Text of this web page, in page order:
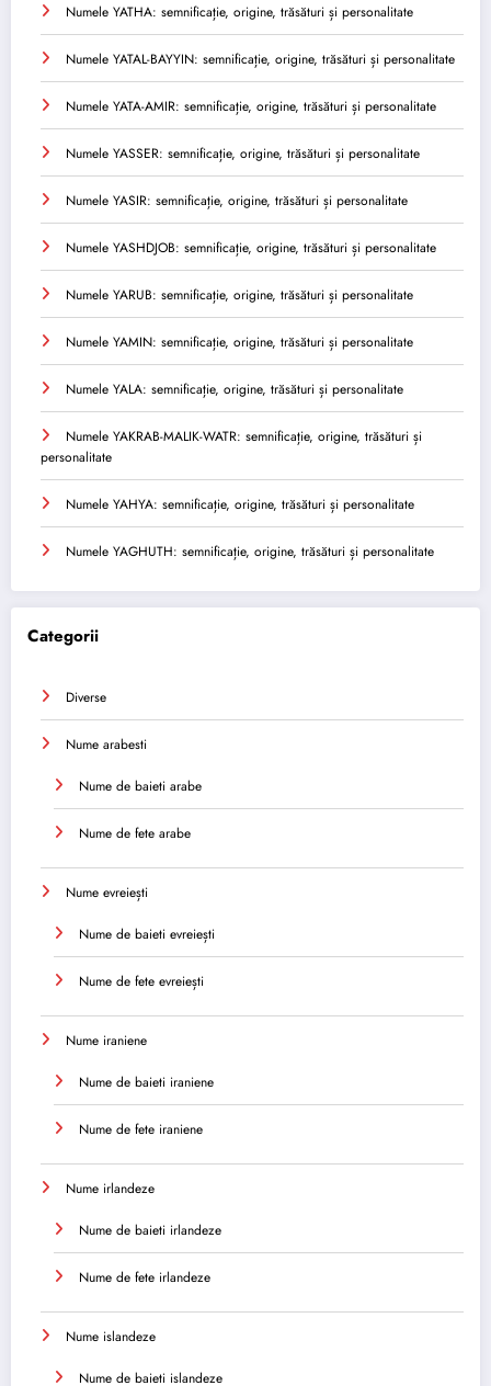
Numele YATHA: semnificație, origine, trăsături și personalitate
Numele YATAL-BAYYIN: semnificație, origine, trăsături și personalitate
Numele YATA-AMIR: semnificație, origine, trăsături și personalitate
Numele YASSER: semnificație, origine, trăsături și personalitate
Numele YASIR: semnificație, origine, trăsături și personalitate
Numele YASHDJOB: semnificație, origine, trăsături și personalitate
Numele YARUB: semnificație, origine, trăsături și personalitate
Numele YAMIN: semnificație, origine, trăsături și personalitate
Numele YALA: semnificație, origine, trăsături și personalitate
Numele YAKRAB-MALIK-WATR: semnificație, origine, trăsături și
personalitate
Numele YAHYA: semnificație, origine, trăsături și personalitate
Numele YAGHUTH: semnificație, origine, trăsături și personalitate
Categorii
Diverse
Nume arabesti
Nume de baieti arabe
Nume de fete arabe
Nume evreiești
Nume de baieti evreiești
Nume de fete evreiești
Nume iraniene
Nume de baieti iraniene
Nume de fete iraniene
Nume irlandeze
Nume de baieti irlandeze
Nume de fete irlandeze
Nume islandeze
Nume de baieti islandeze